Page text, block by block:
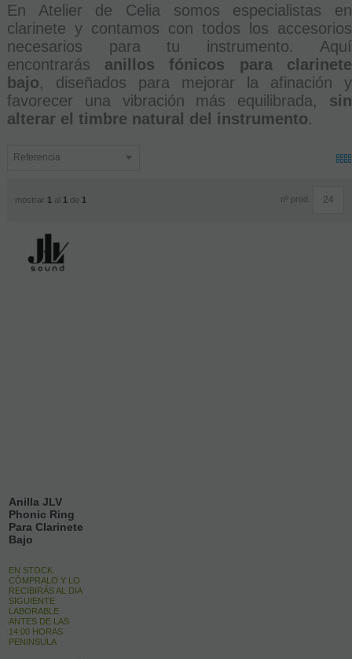
En Atelier de Celia somos especialistas en
clarinete y contamos con todos los accesorios
necesarios para tu instrumento. Aquí
encontrarás anillos fónicos para clarinete
bajo, diseñados para mejorar la afinación y
favorecer una vibración más equilibrada, sin
alterar el timbre natural del instrumento.
mostrar 1 al 1 de 1 nº prod.
Anilla JLV
Phonic Ring
Para Clarinete
Bajo
EN STOCK.
CÓMPRALO Y LO
RECIBIRÁS AL DIA
SIGUIENTE
LABORABLE
ANTES DE LAS
14:00 HORAS
PENINSULA